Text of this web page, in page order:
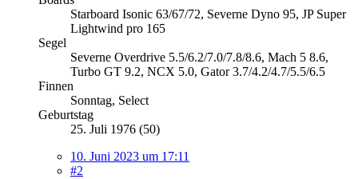
Starboard Isonic 63/67/72, Severne Dyno 95, JP Super
Lightwind pro 165
Segel
Severne Overdrive 5.5/6.2/7.0/7.8/8.6, Mach 5 8.6,
Turbo GT 9.2, NCX 5.0, Gator 3.7/4.2/4.7/5.5/6.5
Finnen
Sonntag, Select
Geburtstag
25. Juli 1976 (50)
10. Juni 2023 um 17:11
#2